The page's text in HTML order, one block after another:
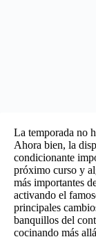
La temporada no
Ahora bien, la
condicionante
próximo curso y
más importantes
activando el
principales
banquillos del
cocinando más